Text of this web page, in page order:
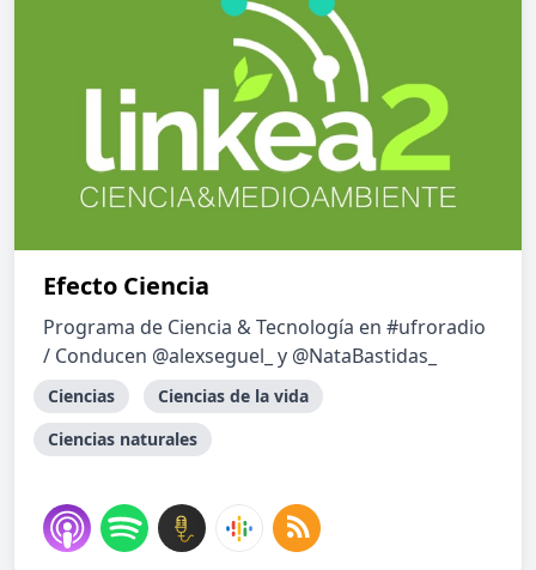
Efecto Ciencia
Programa de Ciencia & Tecnología en #ufroradio
/ Conducen @alexseguel_ y @NataBastidas_
Ciencias
Ciencias de la vida
Ciencias naturales